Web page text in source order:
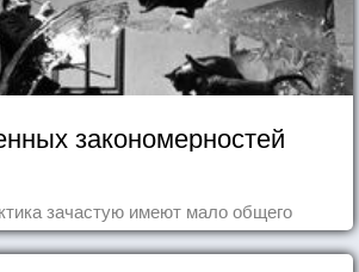
закономерностей
зачастую имеют мало общего